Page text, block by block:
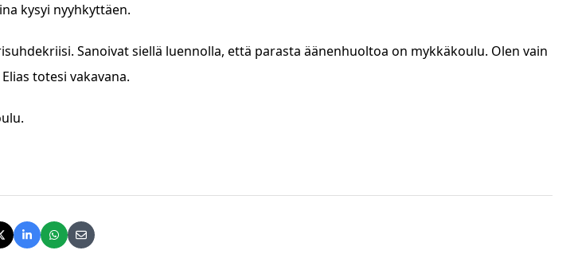
kysyi nyyhkyttäen.
Sanoivat siellä luennolla, että parasta äänenhuoltoa on mykkäkoulu. Olen vain
totesi vakavana.
Twitterissä
Jaa LinkedInissä
Jaa WhatsAppissa
Jaa sähköpostitse